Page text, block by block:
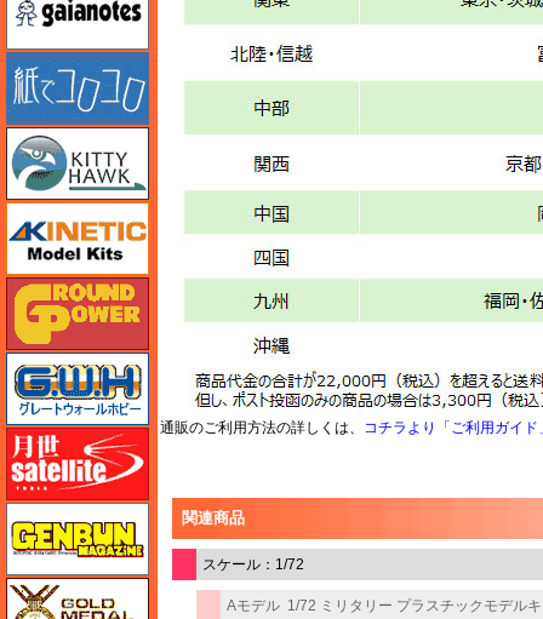
通販のご利用方法の詳しくは、 コチラより「ご利用ガイド
関連商品
スケール：1/72
Aモデル 1/72 ミリタリー プラスチックモデル
紙でコロコロ
キティホーク
ガリレオ出版 グランドパワー
グレートウォールホビー
月世 サテライトツールス
ゲンブンマガジン
ゴールドメダルモデルズ